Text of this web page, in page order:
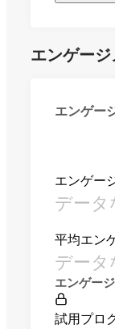
エンゲー
エンゲー
エンゲー
データ
平均エン
データ
エンゲー
試用プロ